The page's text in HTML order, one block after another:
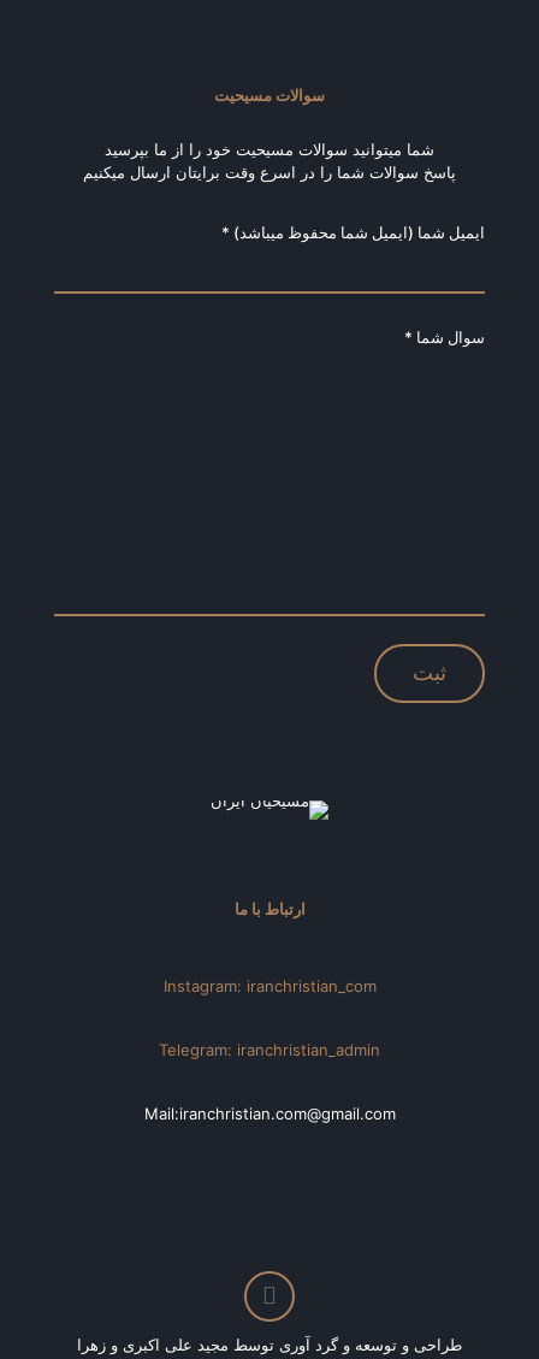
سوالات مسیحیت
شما میتوانید سوالات مسیحیت خود را از ما بپرسید
پاسخ سوالات شما را در اسرع وقت برایتان ارسال میکنیم
ایمیل شما (ایمیل شما محفوظ میباشد) *
سوال شما *
ارتباط با ما
Instagram: iranchristian_com
Telegram: iranchristian_admin
Mail:iranchristian.com@gmail.com
طراحی و توسعه و گرد آوری توسط مجید علی اکبری و زهرا